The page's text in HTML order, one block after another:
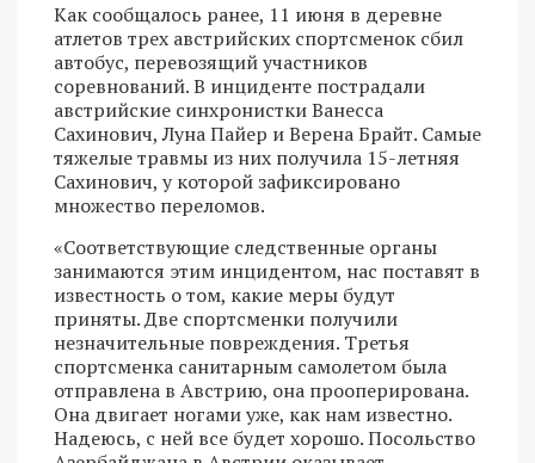
Как сообщалось ранее, 11 июня в деревне
атлетов трех австрийских спортсменок сбил
автобус, перевозящий участников
соревнований. В инциденте пострадали
австрийские синхронистки Ванесса
Сахинович, Луна Пайер и Верена Брайт. Самые
тяжелые травмы из них получила 15-летняя
Сахинович, у которой зафиксировано
множество переломов.
«Соответствующие следственные органы
занимаются этим инцидентом, нас поставят в
известность о том, какие меры будут
приняты. Две спортсменки получили
незначительные повреждения. Третья
спортсменка санитарным самолетом была
отправлена в Австрию, она прооперирована.
Она двигает ногами уже, как нам известно.
Надеюсь, с ней все будет хорошо. Посольство